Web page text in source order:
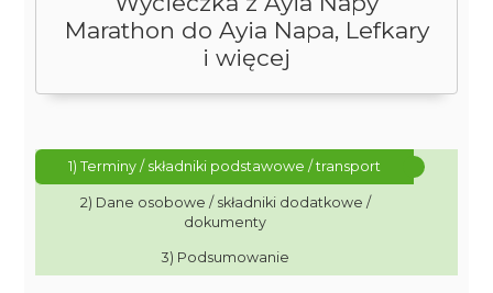
Marathon do Ayia Napa, Lefkary
i więcej
1) Terminy / składniki podstawowe / transport
2) Dane osobowe / składniki dodatkowe /
dokumenty
3) Podsumowanie